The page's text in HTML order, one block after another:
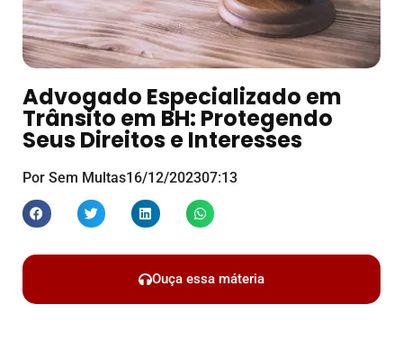
Advogado Especializado em
Trânsito em BH: Protegendo
Seus Direitos e Interesses
Por Sem Multas16/12/202307:13
Ouça essa máteria